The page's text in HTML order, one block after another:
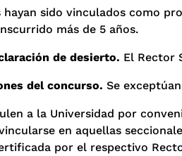
hayan sido vinculados como
más de 5 años.
de desierto. El Rector
del concurso. Se
a la Universidad por
en aquellas
por el respectivo